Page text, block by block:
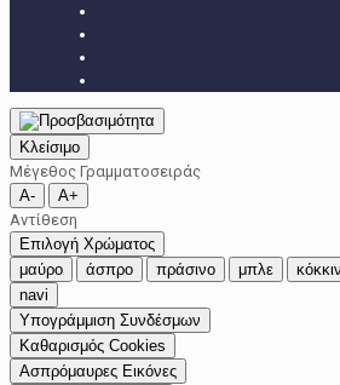
Κλείσιμο
Μέγεθος Γραμματοσειράς
A-
A+
Αντίθεση
Επιλογή Χρώματος
μαύρο
άσπρο πράσινο μπλε
navi
Υπογράμμιση Συνδέσμων
Καθαρισμός Cookies
Ασπρόμαυρες Εικόνες